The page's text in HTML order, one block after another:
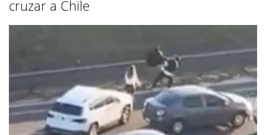
cruzar a Chile